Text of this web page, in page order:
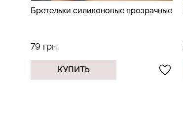
Бретельки силиконовые прозрачные
79 грн.
КУПИТЬ